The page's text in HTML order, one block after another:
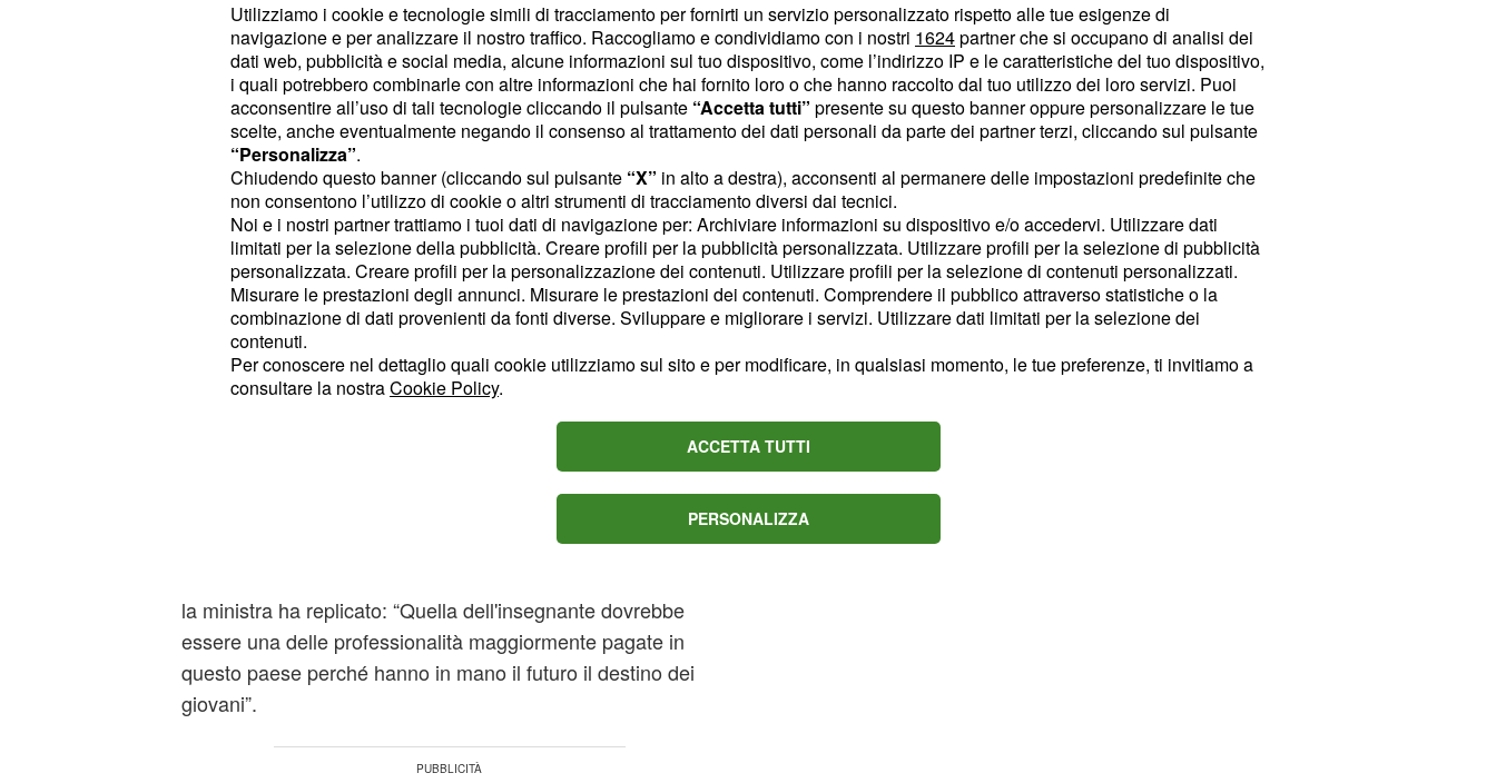
Di ciò sembra essere ben a conoscenza la ministraValeria
Fedeliche più volte si è manifestata comprensiva e ha
apertamente dichiarato che gli stipendi attuali sono del tutto
inadeguati; da ultima la recente apparizione nel programma
condotto da David Parenzo, L’aria che tira.
Fedeli: stipendio di circa 3000 euro
come negli altri paesi
Sembrava una sindacalista, Valeria Fedeli, nella sua recente
apparizione televisiva nella nota trasmissione trasmessa
dall’emittente La7, in cui la ministra nel corso dell'intervista
attuali. Durante il suo intervento si è parlato del rinnovo del
contratto bloccato da circa 8 anni, degli stipendi dei docenti
la ministra ha replicato: “Quella dell'insegnante dovrebbe
essere una delle professionalità maggiormente pagate in
questo paese perché hanno in mano il futuro il destino dei
giovani”.
Utilizziamo i cookie e tecnologie simili di tracciamento per fornirti un servizio personalizzato rispetto alle tue esigenze di
navigazione e per analizzare il nostro traffico. Raccogliamo e condividiamo con i nostri 1624partner che si occupano di analisi dei
dati web, pubblicità e social media, alcune informazioni sul tuo dispositivo, come l’indirizzo IP e le caratteristiche del tuo dispositivo,
i quali potrebbero combinarle con altre informazioni che hai fornito loro o che hanno raccolto dal tuo utilizzo dei loro servizi. Puoi
acconsentire all’uso di tali tecnologie cliccando il pulsante “Accetta tutti” presente su questo banner oppure personalizzare le tue
scelte, anche eventualmente negando il consenso al trattamento dei dati personali da parte dei partner terzi, cliccando sul pulsante
“Personalizza”.
Chiudendo questo banner (cliccando sul pulsante “X” in alto a destra), acconsenti al permanere delle impostazioni predefinite che
non consentono l’utilizzo di cookie o altri strumenti di tracciamento diversi dai tecnici.
Noi e i nostri partner trattiamo i tuoi dati di navigazione per: Archiviare informazioni su dispositivo e/o accedervi. Utilizzare dati
limitati per la selezione della pubblicità. Creare profili per la pubblicità personalizzata. Utilizzare profili per la selezione di pubblicità
personalizzata. Creare profili per la personalizzazione dei contenuti. Utilizzare profili per la selezione di contenuti personalizzati.
Misurare le prestazioni degli annunci. Misurare le prestazioni dei contenuti. Comprendere il pubblico attraverso statistiche o la
combinazione di dati provenienti da fonti diverse. Sviluppare e migliorare i servizi. Utilizzare dati limitati per la selezione dei
contenuti.
Per conoscere nel dettaglio quali cookie utilizziamo sul sito e per modificare, in qualsiasi momento, le tue preferenze, ti invitiamo a
consultare la nostraCookie Policy.
ACCETTA TUTTI
PERSONALIZZA